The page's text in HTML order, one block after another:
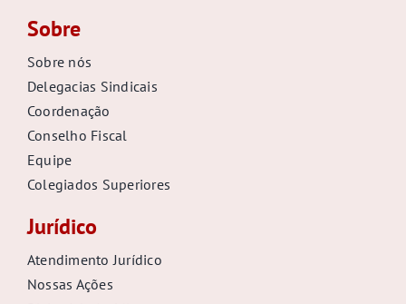
Sobre
Sobre nós
Delegacias Sindicais
Coordenação
Conselho Fiscal
Equipe
Colegiados Superiores
Jurídico
Atendimento Jurídico
Nossas Ações